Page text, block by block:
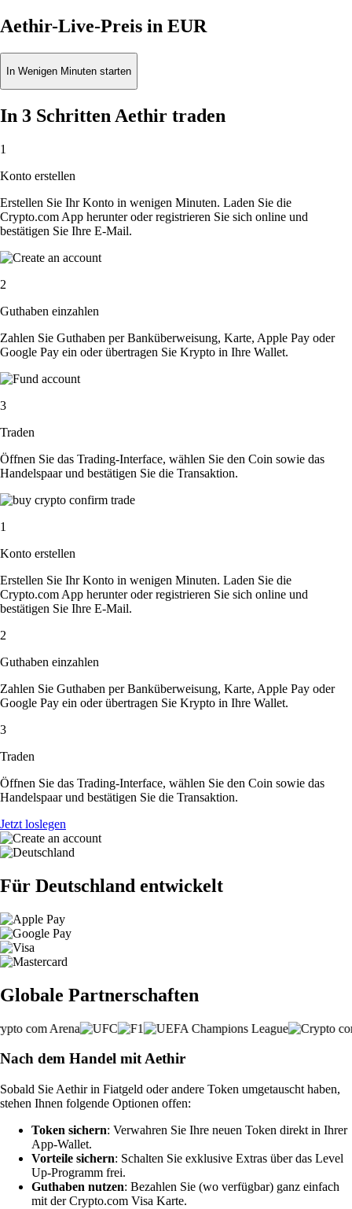
Aethir-Live-Preis in EUR
In Wenigen Minuten starten
In 3 Schritten Aethir traden
1
Konto erstellen
Erstellen Sie Ihr Konto in wenigen Minuten. Laden Sie die
Crypto.com App herunter oder registrieren Sie sich online und
bestätigen Sie Ihre E-Mail.
2
Guthaben einzahlen
Zahlen Sie Guthaben per Banküberweisung, Karte, Apple Pay oder
Google Pay ein oder übertragen Sie Krypto in Ihre Wallet.
3
Traden
Öffnen Sie das Trading-Interface, wählen Sie den Coin sowie das
Handelspaar und bestätigen Sie die Transaktion.
1
Konto erstellen
Erstellen Sie Ihr Konto in wenigen Minuten. Laden Sie die
Crypto.com App herunter oder registrieren Sie sich online und
bestätigen Sie Ihre E-Mail.
2
Guthaben einzahlen
Zahlen Sie Guthaben per Banküberweisung, Karte, Apple Pay oder
Google Pay ein oder übertragen Sie Krypto in Ihre Wallet.
3
Traden
Öffnen Sie das Trading-Interface, wählen Sie den Coin sowie das
Handelspaar und bestätigen Sie die Transaktion.
Jetzt loslegen
Für Deutschland entwickelt
Globale Partnerschaften
Nach dem Handel mit Aethir
Sobald Sie Aethir in Fiatgeld oder andere Token umgetauscht haben,
stehen Ihnen folgende Optionen offen:
Token sichern: Verwahren Sie Ihre neuen Token direkt in Ihrer
App-Wallet.
Vorteile sichern: Schalten Sie exklusive Extras über das Level
Up-Programm frei.
Guthaben nutzen: Bezahlen Sie (wo verfügbar) ganz einfach
mit der Crypto.com Visa Karte.